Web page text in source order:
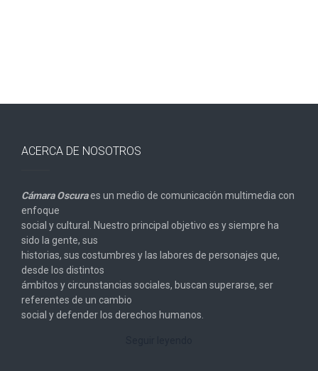
ACERCA DE NOSOTROS
Cámara Oscuraes un medio de comunicación multimedia con
enfoque
social y cultural. Nuestro principal objetivo es y siempre ha
sido la gente, sus
historias, sus costumbres y las labores de personajes que,
desde los distintos
ámbitos y circunstancias sociales, buscan superarse, ser
referentes de un cambio
social y defender los derechos humanos.